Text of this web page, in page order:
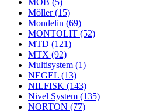
MOB (5)
Möller(15)
Mondelin (69)
MONTOLIT (52)
MTD (121)
MTX (92)
Multisystem (1)
NEGEL (13)
NILFISK (143)
Nivel System (135)
NORTON (77)